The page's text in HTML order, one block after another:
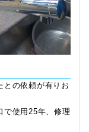
との依頼が有りお
で使用25年、修理